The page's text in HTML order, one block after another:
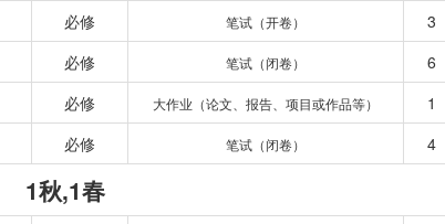
必修 笔试（开卷） 3
必修 笔试（闭卷） 6
必修 大作业（论文、报告、项目或作品等） 1
必修 笔试（闭卷） 4
1秋,1春